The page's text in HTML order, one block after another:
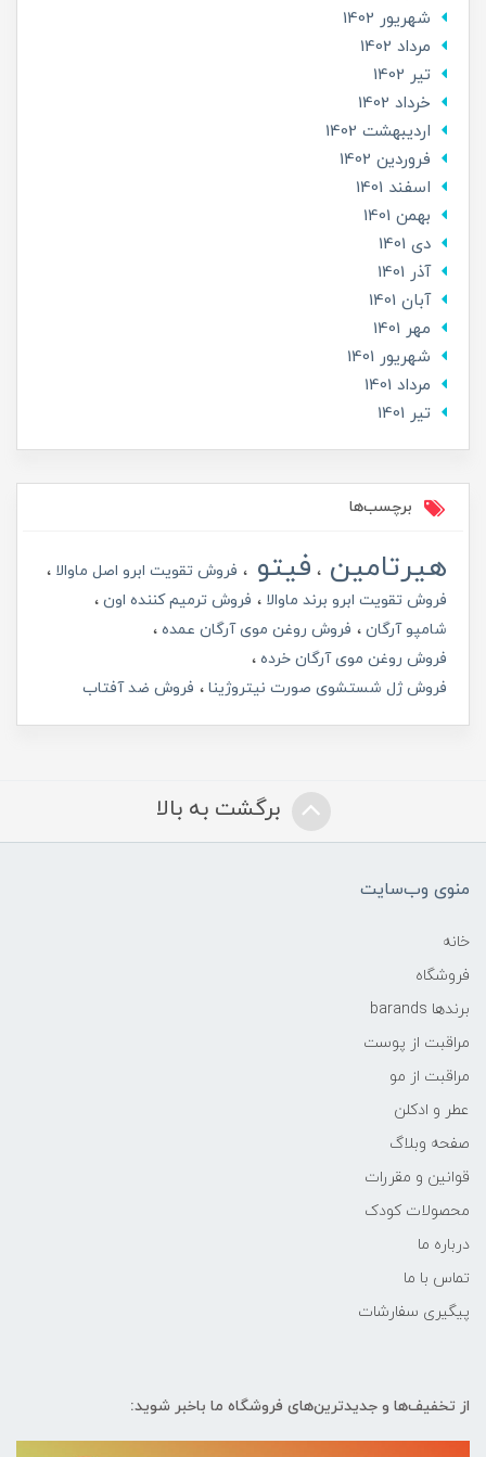
شهریور 1402
مرداد 1402
تير 1402
خرداد 1402
ارديبهشت 1402
فروردین 1402
اسفند 1401
بهمن 1401
دی 1401
آذر 1401
آبان 1401
مهر 1401
شهریور 1401
مرداد 1401
تير 1401
برچسب‌ها
هیرتامین فیتو
فروش تقویت ابرو اصل ماوالا
فروش تقویت ابرو برند ماوالا
فروش ترمیم کننده اون
شامپو آرگان
فروش روغن موی آرگان عمده
فروش روغن موی آرگان خرده
فروش ژل شستشوی صورت نیتروژینا
فروش ضد آفتاب
برگشت به بالا
منوی وب‌سایت
خانه
فروشگاه
برندها barands
مراقبت از پوست
مراقبت از مو
عطر و ادکلن
صفحه وبلاگ
قوانین و مقررات
محصولات کودک
درباره ما
تماس با ما
پیگیری سفارشات
از تخفیف‌ها و جدیدترین‌های فروشگاه ما باخبر شوید: